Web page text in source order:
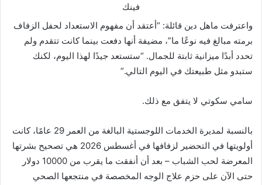
فينك
واعترفت ماهل دين قائلة: “أعتقد أن مفهوم الاستعداد لحفل الزفاف
برمته مبالغ فيه نوعًا ما”، مضيفة أنها دفعت بينما كانت تتقدم ولم
تحدد أبدًا ميزانية ثابتة للجمال. “ستستعد جيدًا لهذا اليوم، لكنك
ستبدو مثل طبيعتك في اليوم التالي.”
سامي سكوتي لا يتفق مع ذلك.
بالنسبة لمديرة الخدمات اللوجستية البالغة من العمر 29 عامًا، كانت
أولويتها في التحضير لزفافها في أغسطس 2026 هي تصحيح بشرتها
المعرضة لحب الشباب – بعد أن أنفقت ما يقرب من 10000 دولار
حتى الآن على حزم علاج الوجه المخصصة في منتجعها الصحي